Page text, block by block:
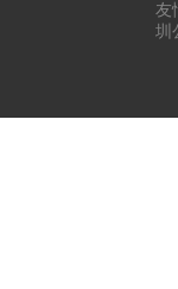
友
圳